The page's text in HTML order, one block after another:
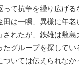
って抗争を繰り広げ
は一瞬、異様に年老
れたが、鉄雄は敷島
たグループを探して
いては伝えられなか